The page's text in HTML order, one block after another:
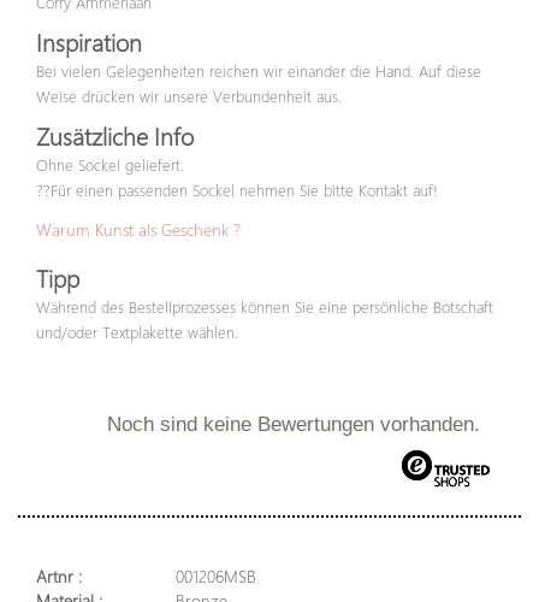
Inspiration
Bei vielen Gelegenheiten reichen wir einander die Hand. Auf diese
Weise drücken wir unsere Verbundenheit aus.
Zusätzliche Info
Ohne Sockel geliefert.
??Für einen passenden Sockel nehmen Sie bitte Kontakt auf!
Warum Kunst als Geschenk ?
Tipp
Während des Bestellprozesses können Sie eine persönliche Botschaft
und/oder Textplakette wählen.
Noch sind keine Bewertungen vorhanden.
Artnr :
001206MSB